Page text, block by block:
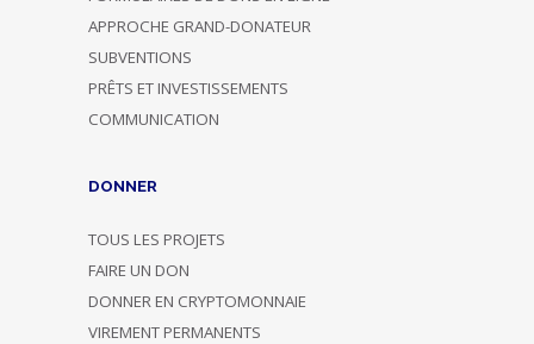
APPROCHE GRAND-DONATEUR
SUBVENTIONS
PRÊTS ET INVESTISSEMENTS
COMMUNICATION
DONNER
TOUS LES PROJETS
FAIRE UN DON
DONNER EN CRYPTOMONNAIE
VIREMENT PERMANENTS